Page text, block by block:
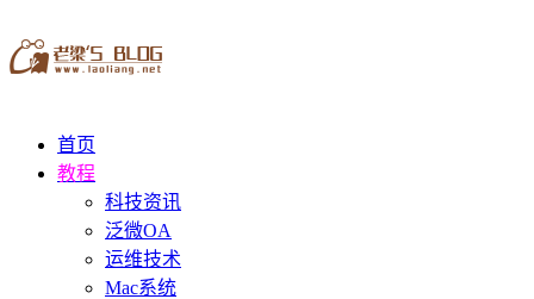
首页
教程
科技资讯
泛微OA
运维技术
Mac系统